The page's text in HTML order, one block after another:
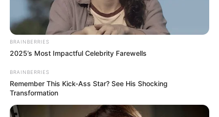
BRAINBERRIES
2025’s Most Impactful Celebrity Farewells
BRAINBERRIES
Remember This Kick-Ass Star? See His Shocking
Transformation